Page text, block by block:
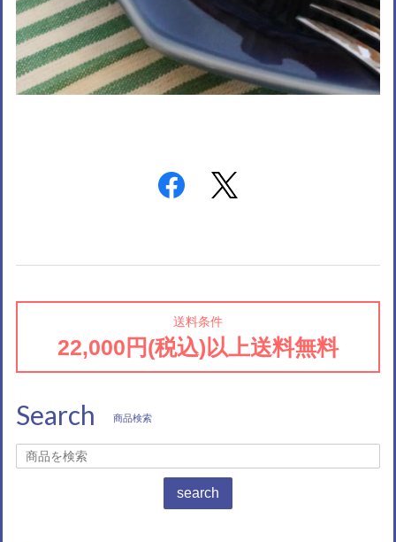
送料条件
22,000円(税込)以上送料無料
Search 商品検索
search